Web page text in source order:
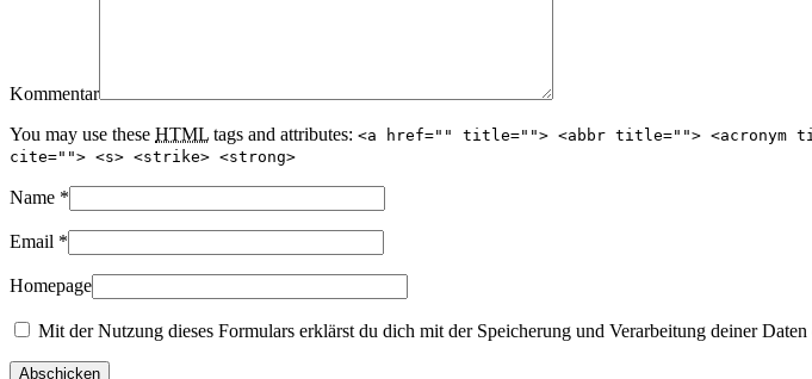
Kommentar
You may use these HTML tags and attributes: <a href="" title=""> <abbr title=""> <acronym
cite=""> <s> <strike> <strong>
Name *
Email *
Homepage
Mit der Nutzung dieses Formulars erklärst du dich mit der Speicherung und Verarbeitung deiner